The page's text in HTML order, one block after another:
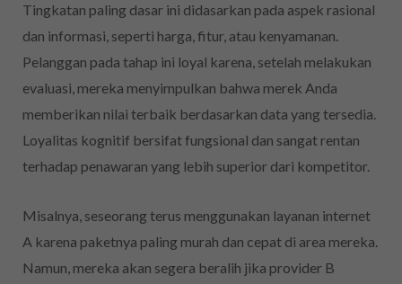
Tingkatan paling dasar ini didasarkan pada aspek rasional
dan informasi, seperti harga, fitur, atau kenyamanan.
Pelanggan pada tahap ini loyal karena, setelah melakukan
evaluasi, mereka menyimpulkan bahwa merek Anda
memberikan nilai terbaik berdasarkan data yang tersedia.
Loyalitas kognitif bersifat fungsional dan sangat rentan
terhadap penawaran yang lebih superior dari kompetitor.
Misalnya, seseorang terus menggunakan layanan internet
A karena paketnya paling murah dan cepat di area mereka.
Namun, mereka akan segera beralih jika provider B